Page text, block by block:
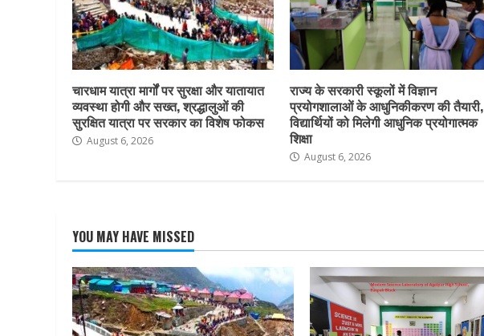
चारधाम यात्रा मार्गों पर सुरक्षा और यातायात
व्यवस्था होगी और सख्त, श्रद्धालुओं की
सुरक्षित यात्रा पर सरकार का विशेष फोकस
August 6, 2026
राज्य के सरकारी स्कूलों में विज्ञान
प्रयोगशालाओं के आधुनिकीकरण की तैयारी,
विद्यार्थियों को मिलेगी आधुनिक प्रयोगात्मक
शिक्षा
August 6, 2026
YOU MAY HAVE MISSED